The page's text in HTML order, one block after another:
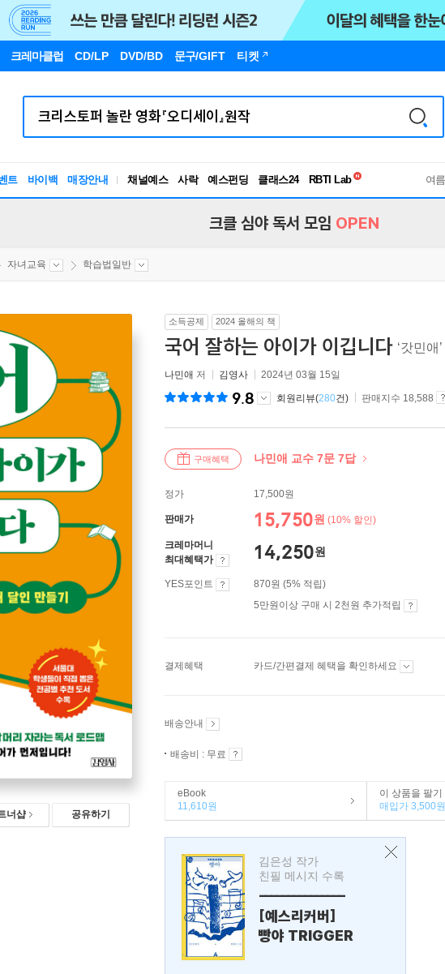
크레마클럽 CD/LP DVD/BD 문구/GIFT 티켓
트 바이백 매장안내 채널예스 사락 예스펀딩 클래스24
독서유형검사
여
크클 심야 독서 모임 OPEN
자녀교육 학습법일반
너샵 공유하기
소득공제 2024 올해의 책
국어 잘하는 아이가 이깁니다 ‘갓민
나민애 저 김영사 2024년 03월 15일
9.8 회원리뷰(280건) 판매지수 18,588
구매혜택 나민애 교수 7문 7답
정가 17,500원
판매가 15,750원 (10% 할인)
크레마머니
최대혜택가
14,250원
YES포인트
870원 (5% 적립)
5만원이상 구매 시 2천원 추가적립
결제혜택 카드/간편결제 혜택을 확인하세요
배송안내
배송비 : 무료
eBook
11,610원
이 상품을 팔기
매입가 3,500원
김은성 작가
친필 메시지 수록
---------------
[예스리커버]
빵야 TRIGGER